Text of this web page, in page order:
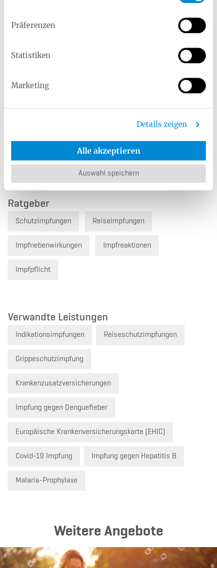
Präferenzen
Statistiken
Marketing
Details zeigen
Alle akzeptieren
Auswahl speichern
Rückruf-Service
Kontaktformular
Ratgeber
Schutzimpfungen Reiseimpfungen
Impfnebenwirkungen Impfreaktionen
Impfpflicht
Verwandte Leistungen
Indikationsimpfungen Reiseschutzimpfungen
Grippeschutzimpfung
Krankenzusatzversicherungen
Impfung gegen Denguefieber
Europäische Krankenversicherungskarte (EHIC)
Covid-19 Impfung Impfung gegen Hepatitis B
Malaria-Prophylaxe
Weitere Angebote